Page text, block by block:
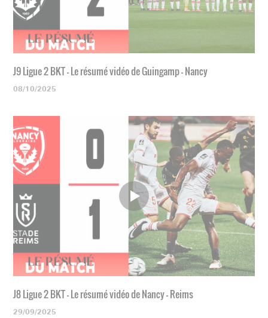
J9 Ligue 2 BKT - Le résumé vidéo de Guingamp - Nancy
08/10/2025
J8 Ligue 2 BKT - Le résumé vidéo de Nancy - Reims
29/09/2025